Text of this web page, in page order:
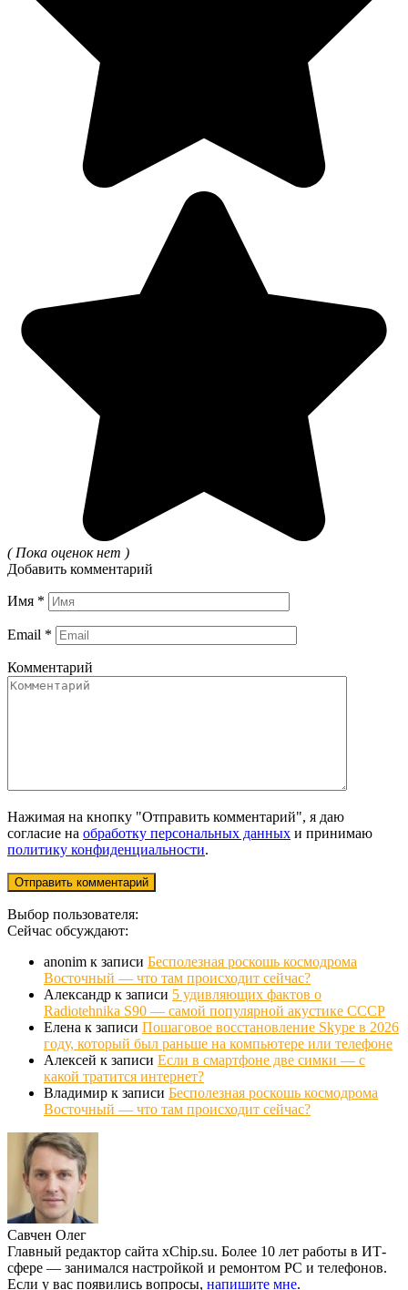
( Пока оценок нет )
Добавить комментарий
Имя *
Email *
Комментарий
Нажимая на кнопку "Отправить комментарий", я даю
согласие на обработку персональных данных и принимаю
политику конфиденциальности.
Выбор пользователя:
Сейчас обсуждают:
anonim к записи Бесполезная роскошь космодрома
Восточный — что там происходит сейчас?
Александр к записи 5 удивляющих фактов о
Radiotehnika S90 — самой популярной акустике СССР
Елена к записи Пошаговое восстановление Skype в 2026
году, который был раньше на компьютере или телефоне
Алексей к записи Если в смартфоне две симки — с
какой тратится интернет?
Владимир к записи Бесполезная роскошь космодрома
Восточный — что там происходит сейчас?
Савчен Олег
Главный редактор сайта xChip.su. Более 10 лет работы в ИТ-
сфере — занимался настройкой и ремонтом PC и телефонов.
Если у вас появились вопросы, напишите мне.